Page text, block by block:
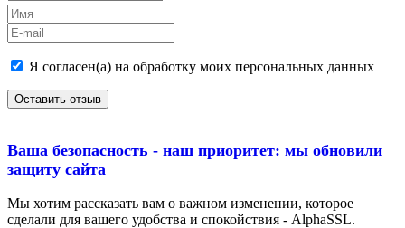
Я согласен(а) на обработку моих персональных данных
Оставить отзыв
Ваша безопасность - наш приоритет: мы обновили
защиту сайта
Мы хотим рассказать вам о важном изменении, которое
сделали для вашего удобства и спокойствия - AlphaSSL.